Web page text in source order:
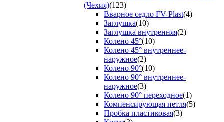
(Чехия)(123)
Вварное седло FV-Plast(4)
Заглушка(10)
Заглушка внутренняя(2)
Колено 45°(10)
Колено 45° внутреннее-
наружное(2)
Колено 90°(10)
Колено 90° внутреннее-
наружное(3)
Колено 90° переходное(1)
Компенсирующая петля(5)
Пробка пластиковая(3)